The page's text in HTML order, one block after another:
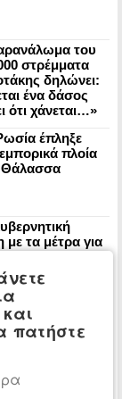
του
στρέμματα
δηλώνει:
ένα δάσος
ότι χάνεται…»
έπληξε
πλοία
τα μέτρα για
σε Αττική και
Το επετειακό
2026 έριξε
live και
τον δικό της
πατήστε